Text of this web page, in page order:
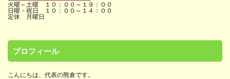
火曜～土曜 １０：００～１９：００
日曜・祝日 １０：００～１４：００
定休 月曜日
プロフィール
こんにちは、代表の熊倉です。